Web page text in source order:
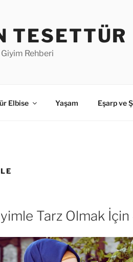
TESETTÜR
Rehberi
Elbise Yaşam Eşarp ve
Tarz Olmak İçin